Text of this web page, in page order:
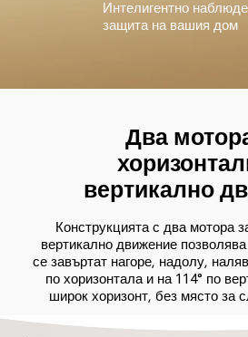
Интелигентно
защита на вашия дом
Два
вертикално
Конструкцията с два мотора
вертикално движение
се завъртат нагоре, надолу,
по хоризонтала и на 114° по
широк хоризонт, без място за